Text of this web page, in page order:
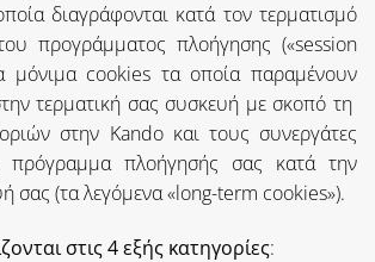
διαγράφονται κατά τον τερματισμό
προγράμματος πλοήγησης («session
μόνιμα cookies τα οποία παραμένουν
τερματική σας συσκευή με σκοπό τη
στην Kando και τους συνεργάτες
πρόγραμμα πλοήγησής σας κατά την
σας (τα λεγόμενα «long-term cookies»).
στις 4 εξής κατηγορίες: